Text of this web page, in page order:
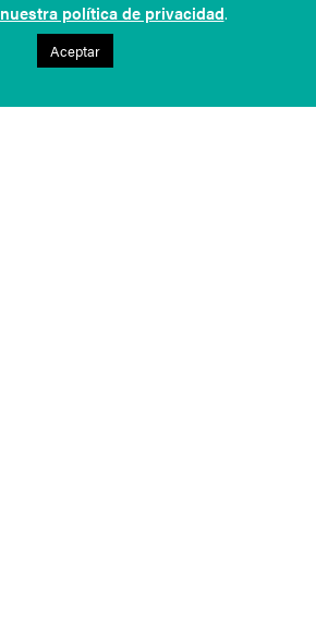
nuestra política de privacidad.
Aceptar